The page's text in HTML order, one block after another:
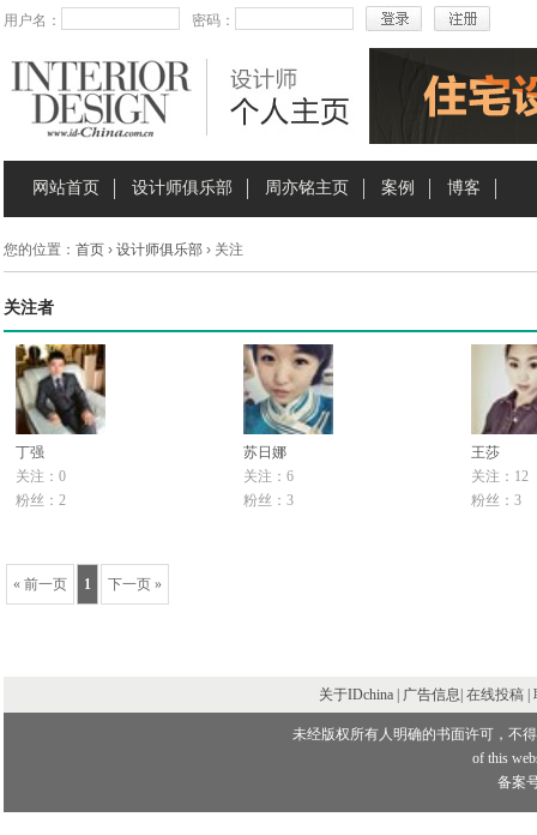
用户名： 密码：
网站首页 设计师俱乐部 周亦铭主页 案例 博客
您的位置： 首页› 设计师俱乐部› 关注
关注者
丁强
关注：0
粉丝：2
苏日娜
关注：6
粉丝：3
王莎
关注：12
粉丝：3
« 前一页 1 下一页 »
关于IDchina | 广告信息| 在线投稿
未经版权所有人明确的书面许可，不
of this
备案